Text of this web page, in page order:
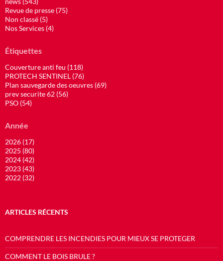
Revue de presse (75)
Non classé (5)
Nos Services (4)
Étiquettes
Couverture anti feu (118)
PROTECH SENTINEL (76)
Plan sauvegarde des oeuvres (69)
prev securite 62 (56)
PSO (54)
Année
2026 (17)
2025 (80)
2024 (42)
2023 (43)
2022 (32)
ARTICLES RÉCENTS
COMPRENDRE LES INCENDIES POUR MIEUX SE PROTEGER
COMMENT LE BOIS BRULE ?